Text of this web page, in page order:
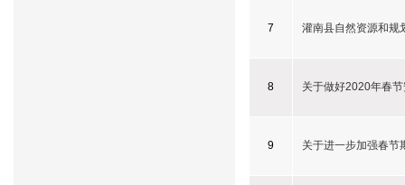
7 灌南县自然资源和规
8 关于做好2020年春
9 关于进一步加强春节